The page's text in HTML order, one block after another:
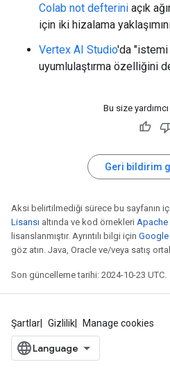
Colab not defterini açık
için iki hizalama
Vertex AI Studio'da "istemi
uyumlulaştırma özelliğini
Bu size
Geri bildirim
Aksi belirtilmediği sürece bu sayfanın
Lisansı altında ve kod örnekleri Apache
lisanslanmıştır. Ayrıntılı bilgi için Google
göz atın. Java, Oracle ve/veya satış
Son güncelleme tarihi: 2024-10-23 UTC.
Şartlar Gizlilik Manage cookies